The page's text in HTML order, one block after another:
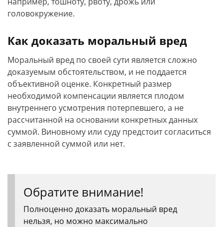
головокружение.
Как доказать моральный вред
Моральный вред по своей сути является сложно
доказуемым обстоятельством, и не поддается
объективной оценке. Конкретный размер
необходимой компенсации является плодом
внутреннего усмотрения потерпевшего, а не
рассчитанной на основании конкретных данных
суммой. Виновному или суду предстоит согласиться
с заявленной суммой или нет.
Обратите внимание!
Полноценно доказать моральный вред
нельзя, но можно максимально